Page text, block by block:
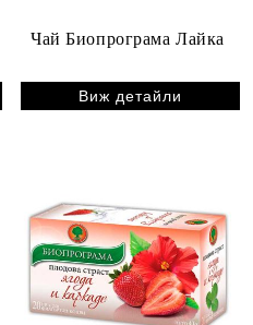
Чай Биопрограма Лайка
Виж детайли